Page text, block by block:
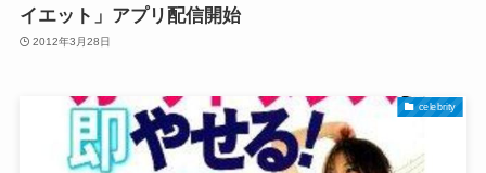
イエット」アプリ配信開始
2012年3月28日
celebrity